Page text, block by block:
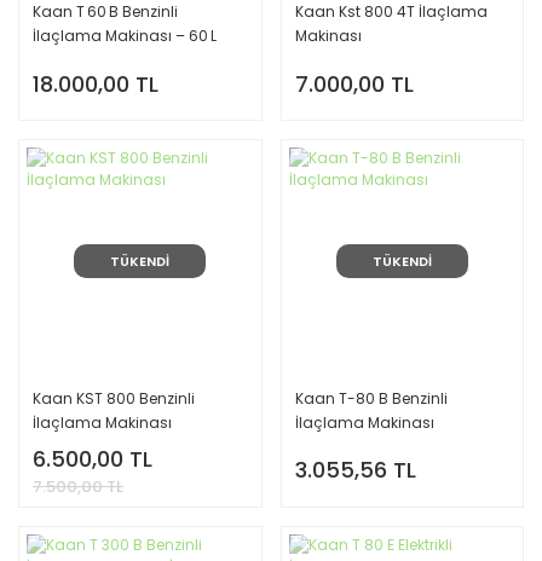
Kaan T 60 B Benzinli
İlaçlama Makinası – 60 L
Basınç
18.000,00 TL
Kaan Kst 800 4T İlaçlama
Makinası
7.000,00 TL
TÜKENDİ
Kaan KST 800 Benzinli
İlaçlama Makinası
6.500,00 TL
7.500,00 TL
TÜKENDİ
Kaan T-80 B Benzinli
İlaçlama Makinası
3.055,56 TL